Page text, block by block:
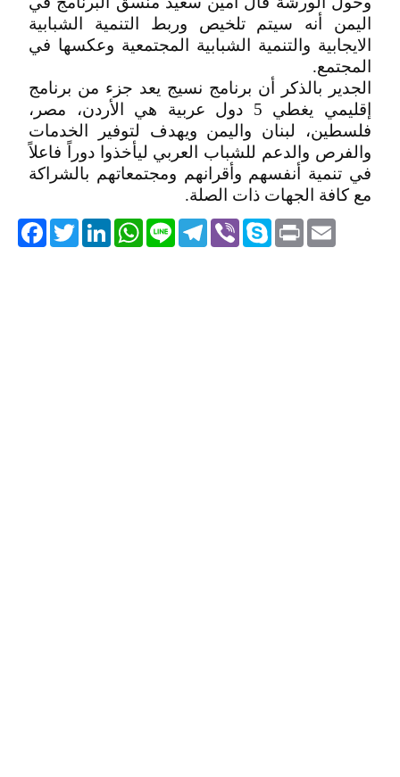
اليمن أنه سيتم تلخيص وربط التنمية الشبابية
الايجابية والتنمية الشبابية المجتمعية وعكسها في
المجتمع.
الجدير بالذكر أن برنامج نسيج يعد جزء من برنامج
إقليمي يغطي 5 دول عربية هي الأردن، مصر،
فلسطين، لبنان واليمن ويهدف لتوفير الخدمات
والفرص والدعم للشباب العربي ليأخذوا دوراً فاعلاً
في تنمية أنفسهم وأقرانهم ومجتمعاتهم بالشراكة
مع كافة الجهات ذات الصلة.
TwitterLinkedIn
WhatsApp Line
Telegram ViberSkype PrintEmail